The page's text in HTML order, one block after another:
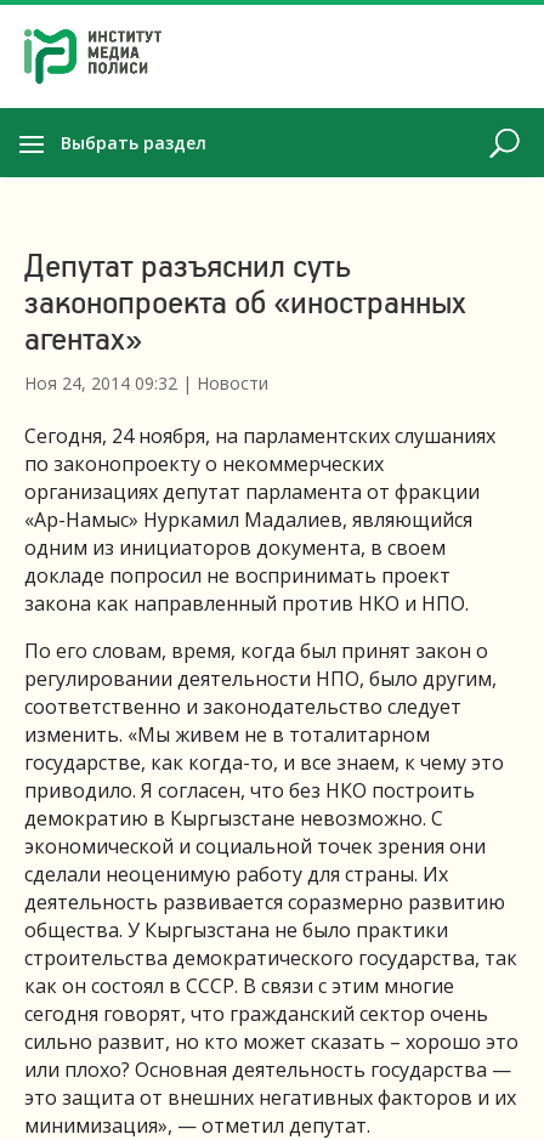
Выбрать раздел
Депутат разъяснил суть
законопроекта об «иностранных
агентах»
Ноя 24, 2014 09:32 | Новости
Сегодня, 24 ноября, на парламентских слушаниях
по законопроекту о некоммерческих
организациях депутат парламента от фракции
«Ар-Намыс» Нуркамил Мадалиев, являющийся
одним из инициаторов документа, в своем
докладе попросил не воспринимать проект
закона как направленный против НКО и НПО.
По его словам, время, когда был принят закон о
регулировании деятельности НПО, было другим,
соответственно и законодательство следует
изменить. «Мы живем не в тоталитарном
государстве, как когда-то, и все знаем, к чему это
приводило. Я согласен, что без НКО построить
демократию в Кыргызстане невозможно. С
экономической и социальной точек зрения они
сделали неоценимую работу для страны. Их
деятельность развивается соразмерно развитию
общества. У Кыргызстана не было практики
строительства демократического государства, так
как он состоял в СССР. В связи с этим многие
сегодня говорят, что гражданский сектор очень
сильно развит, но кто может сказать – хорошо это
или плохо? Основная деятельность государства —
это защита от внешних негативных факторов и их
минимизация», — отметил депутат.